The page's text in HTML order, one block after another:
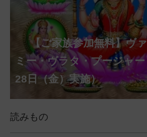
【ご家族参加無料】ア
ヴァシャー・プージャー（
日（水）実施）
【ご家族参加無料】ラ
ベーラ・マンスリー・プー
年８月12日（水）実施）
【ご家族参加無料】ナ
ミー・プージャー（2026
（月）実施）
【ご家族参加無料】ヴ
ミー・ヴラタ・プージャー
28日（金）実施）
【ご家族参加無料】サ
ャトゥルティー・プージャ
月31日（月）実施）
【ご家族参加無料】クリ
ンティー・プージャー（
（金）実施）
【ご家族参加無料】ガ
トゥルティー・プージャー
14日（月）実施）
【ご家族参加無料】マ
ー・ヴラタ・プージャー（
日（土）実施）
【ご家族参加無料】マ
マーヴァシャー・プージャ
月10日（土）実施）
第220回グループ・ホ
パンチャミー、2026年８
施）
第221回グループ・ホ
リー・ジャヤンティー、
（金）実施）
アンナダーナ・プロジェ
仕）
ポストコロナ福祉活動支援
読みもの